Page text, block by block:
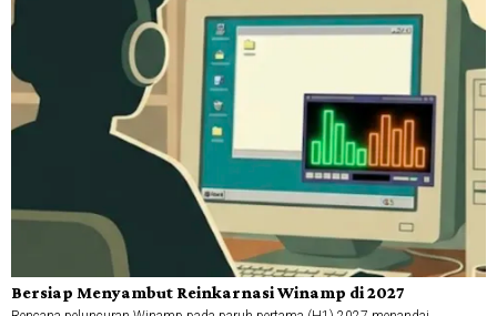
Bersiap Menyambut Reinkarnasi Winamp di 2027